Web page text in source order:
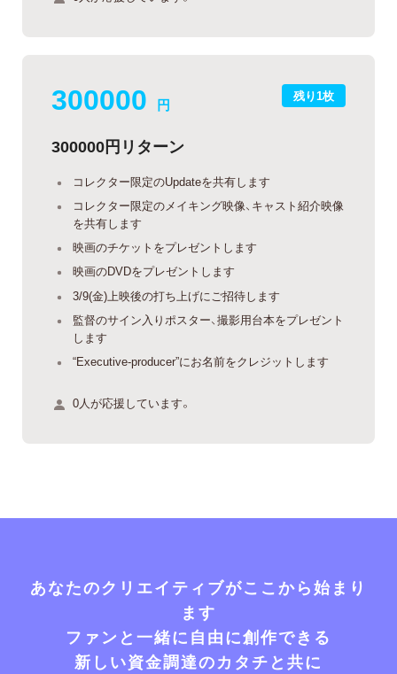
残り1枚
300000 円
300000円リターン
コレクター限定のUpdateを共有します
コレクター限定のメイキング映像、キャスト紹介映像
を共有します
映画のチケットをプレゼントします
映画のDVDをプレゼントします
3/9(金)上映後の打ち上げにご招待します
監督のサイン入りポスター、撮影用台本をプレゼント
します
“Executive-producer”にお名前をクレジットします
0人が応援しています。
あなたのクリエイティブがここから始まり
ます
ファンと一緒に自由に創作できる
新しい資金調達のカタチと共に